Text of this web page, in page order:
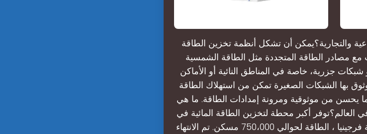
والتجارية؟يمكن أن تشكل أنظمة تخزين الطاقة
مع مصادر الطاقة المتجددة مثل الطاقة الشمسية
جزرية، خاصة في المناطق النائية أو الأماكن
بها الشبكات الصغيرة تمكن من استهلاك الطاقة
يحسن من موثوقية ومرونة إمدادات الطاقة. ما هي
العالم؟توفر أكبر محطة لتخزين الطاقة المائية في
العالم ، وتقع في مقاطعة باث بولاية فرجينيا ، الطاقة لحوالي 750،000 مسكن. تم الانتهاء